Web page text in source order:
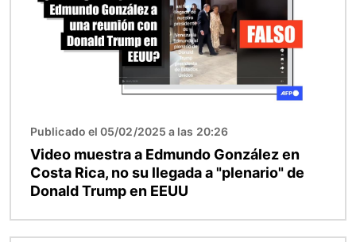
Publicado el 05/02/2025 a las 20:26
Video muestra a Edmundo González en
Costa Rica, no su llegada a "plenario" de
Donald Trump en EEUU